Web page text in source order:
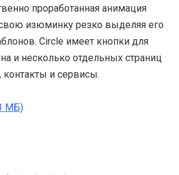
проработанная анимация
изюминку резко выделяя его
Circle имеет кнопки для
и несколько отдельных страниц
контакты и сервисы.
МБ)